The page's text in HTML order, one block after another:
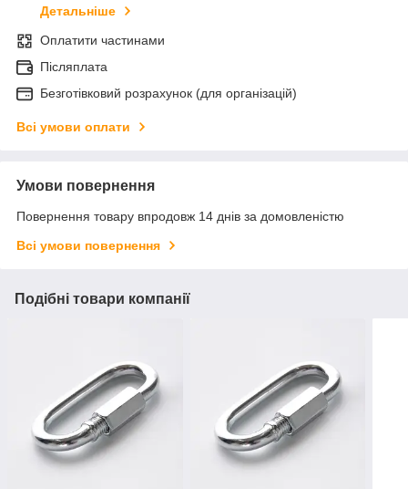
Детальніше
Оплатити частинами
Післяплата
Безготівковий розрахунок (для організацій)
Всі умови оплати
Умови повернення
Повернення товару впродовж 14 днів за домовленістю
Всі умови повернення
Подібні товари компанії